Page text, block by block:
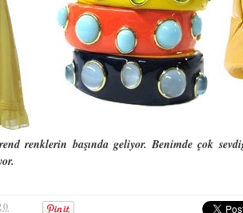
renklerin başında geliyor. Benimde çok